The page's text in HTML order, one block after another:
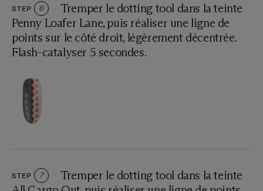
STEP 6
Tremper le dotting tool dans la teinte
Penny Loafer Lane, puis réaliser une ligne de
points sur le côté droit, légèrement décentrée.
Flash-catalyser 5 secondes.
STEP 7
Tremper le dotting tool dans la teinte